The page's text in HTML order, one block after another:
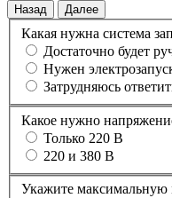
Назад Далее
Какая нужна система
Достаточно будет
Нужен
Затрудняюсь
Какое нужно
Только 220 В
220 и 380 В
Укажите максимальную